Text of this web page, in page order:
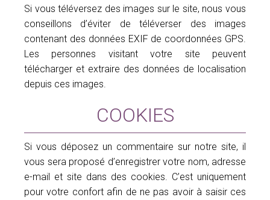
Si vous téléversez des images sur le site, nous vous
conseillons d’éviter de téléverser des images
contenant des données EXIF de coordonnées GPS.
Les personnes visitant votre site peuvent
télécharger et extraire des données de localisation
depuis ces images.
COOKIES
Si vous déposez un commentaire sur notre site, il
vous sera proposé d’enregistrer votre nom, adresse
e-mail et site dans des cookies. C’est uniquement
pour votre confort afin de ne pas avoir à saisir ces